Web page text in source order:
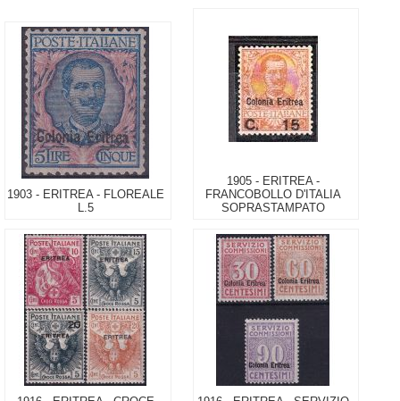
1903 - ERITREA - FLOREALE
L.5
1905 - ERITREA -
FRANCOBOLLO D'ITALIA
SOPRASTAMPATO